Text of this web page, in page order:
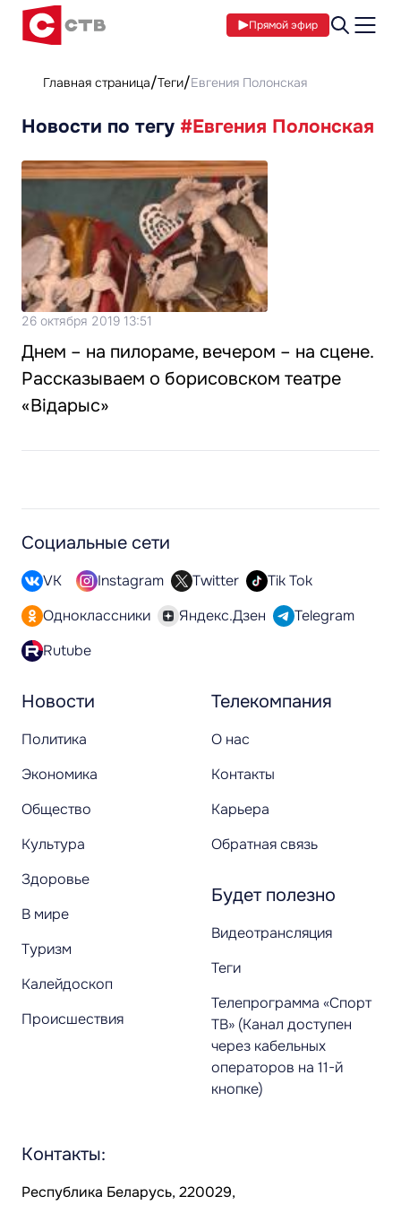
Прямой эфир
Главная страница Теги Евгения Полонская
Новости по тегу #Евгения Полонская
26 октября 2019 13:51
Днем – на пилораме, вечером – на сцене.
Рассказываем о борисовском театре
«Відарыс»
Новости
Политика
Экономика
Общество
Культура
Здоровье
В мире
Туризм
Калейдоскоп
Происшествия
Телекомпания
О нас
Контакты
Карьера
Обратная связь
Будет полезно
Видеотрансляция
Теги
Телепрограмма «Спорт
ТВ» (Канал доступен
через кабельных
операторов на 11-й
кнопке)
Социальные сети
VK Instagram Twitter
Tik Tok
Одноклассники
Яндекс.Дзен
Telegram
Rutube
Контакты:
Республика Беларусь, 220029,